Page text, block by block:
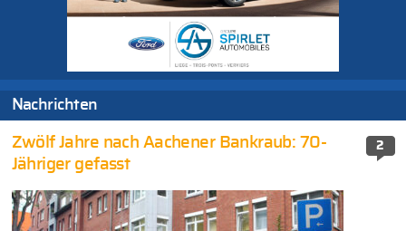
Nachrichten
2
Zwölf Jahre nach Aachener Bankraub: 70-
Jähriger gefasst